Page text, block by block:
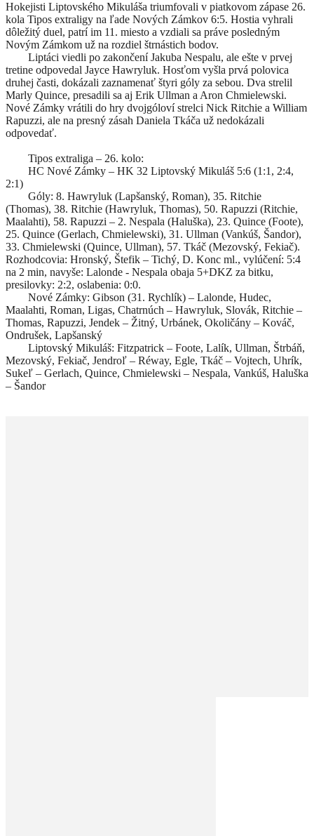
Hokejisti Liptovského Mikuláša triumfovali v piatkovom zápase 26.
kola Tipos extraligy na ľade Nových Zámkov 6:5. Hostia vyhrali
dôležitý duel, patrí im 11. miesto a vzdiali sa práve posledným
Novým Zámkom už na rozdiel štrnástich bodov.
Liptáci viedli po zakončení Jakuba Nespalu, ale ešte v prvej
tretine odpovedal Jayce Hawryluk. Hosťom vyšla prvá polovica
druhej časti, dokázali zaznamenať štyri góly za sebou. Dva strelil
Marly Quince, presadili sa aj Erik Ullman a Aron Chmielewski.
Nové Zámky vrátili do hry dvojgóloví strelci Nick Ritchie a William
Rapuzzi, ale na presný zásah Daniela Tkáča už nedokázali
odpovedať.
Tipos extraliga – 26. kolo:
HC Nové Zámky – HK 32 Liptovský Mikuláš 5:6 (1:1, 2:4,
2:1)
Góly: 8. Hawryluk (Lapšanský, Roman), 35. Ritchie
(Thomas), 38. Ritchie (Hawryluk, Thomas), 50. Rapuzzi (Ritchie,
Maalahti), 58. Rapuzzi – 2. Nespala (Haluška), 23. Quince (Foote),
25. Quince (Gerlach, Chmielewski), 31. Ullman (Vankúš, Šandor),
33. Chmielewski (Quince, Ullman), 57. Tkáč (Mezovský, Fekiač).
Rozhodcovia: Hronský, Štefik – Tichý, D. Konc ml., vylúčení: 5:4
na 2 min, navyše: Lalonde - Nespala obaja 5+DKZ za bitku,
presilovky: 2:2, oslabenia: 0:0.
Nové Zámky: Gibson (31. Rychlík) – Lalonde, Hudec,
Maalahti, Roman, Ligas, Chatrnúch – Hawryluk, Slovák, Ritchie –
Thomas, Rapuzzi, Jendek – Žitný, Urbánek, Okoličány – Kováč,
Ondrušek, Lapšanský
Liptovský Mikuláš: Fitzpatrick – Foote, Lalík, Ullman, Štrbáň,
Mezovský, Fekiač, Jendroľ – Réway, Egle, Tkáč – Vojtech, Uhrík,
Sukeľ – Gerlach, Quince, Chmielewski – Nespala, Vankúš, Haluška
– Šandor